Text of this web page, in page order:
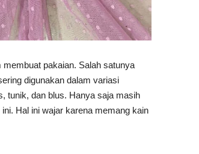
pakaian. Salah satunya
digunakan dalam variasi
tunik, dan blus. Hanya saja masih
Hal ini wajar karena memang kain